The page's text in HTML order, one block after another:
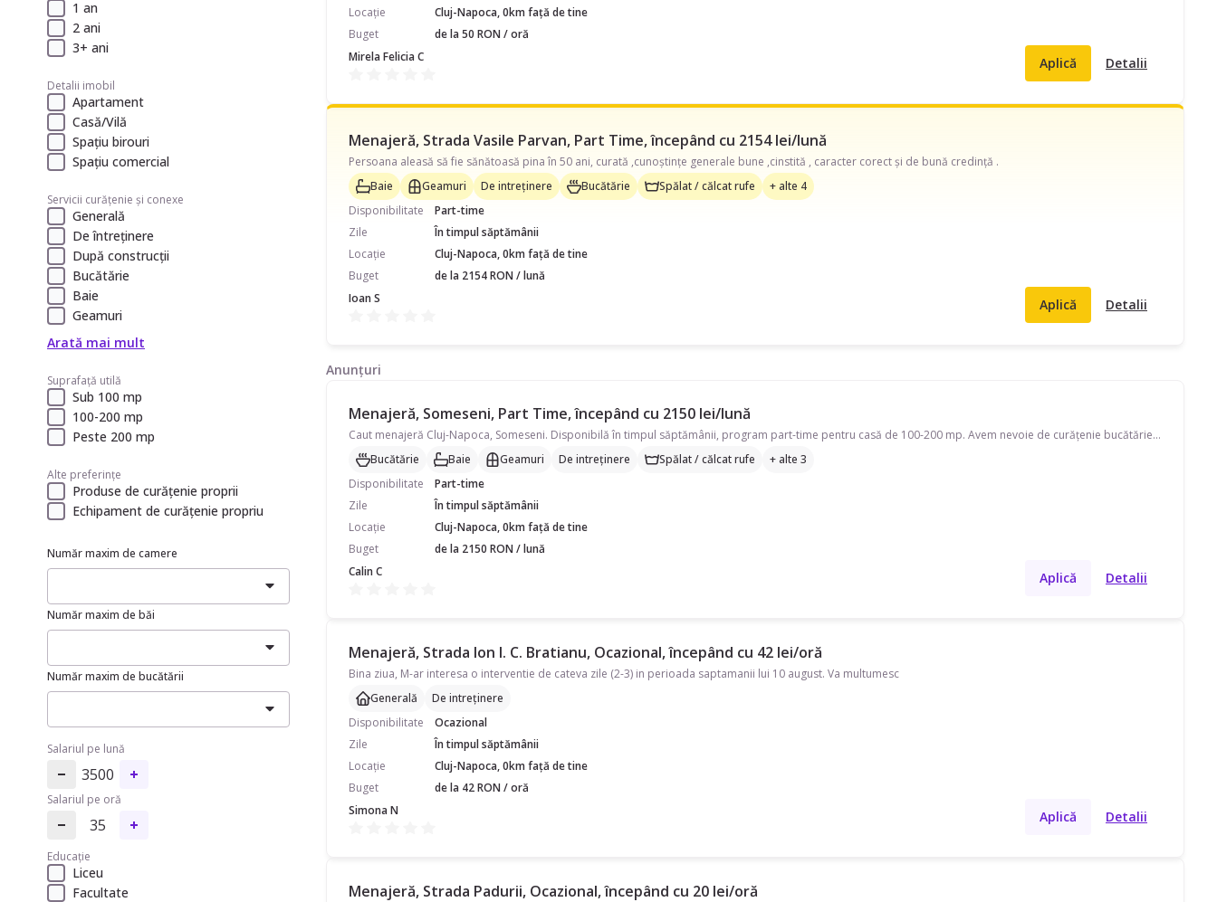
1 an
2 ani
3+ ani
Detalii imobil
Apartament
Casă/Vilă
Spațiu birouri
Spațiu comercial
Servicii curățenie și conexe
Generală
De întreținere
După construcții
Bucătărie
Baie
Geamuri
Arată mai mult
Suprafață utilă
Sub 100 mp
100-200 mp
Peste 200 mp
Alte preferințe
Produse de curățenie proprii
Echipament de curățenie propriu
Număr maxim de camere
Număr maxim de băi
Număr maxim de bucătării
Salariul pe lună
3500
Salariul pe oră
35
Educație
Liceu
Facultate
Locație
Cluj-Napoca, 0km față de tine
Buget
de la 50 RON / oră
Mirela Felicia C
Aplică Detalii
Menajeră, Strada Vasile Parvan, Part Time, începând cu 2154 lei/lună
Persoana aleasă să fie sănătoasă pina în 50 ani, curată ,cunoștințe generale bune ,cinstită , caracter corect și de bună credință .
Baie
Geamuri De intreținere Bucătărie Spălat / călcat rufe
+ alte 4
Disponibilitate
Part-time
Zile
În timpul săptămânii
Locație
Cluj-Napoca, 0km față de tine
Buget
de la 2154 RON / lună
Ioan S
Aplică Detalii
Anunțuri
Menajeră, Someseni, Part Time, începând cu 2150 lei/lună
Caut menajeră Cluj-Napoca, Someseni. Disponibilă în timpul săptămânii, program part-time pentru casă de 100-200 mp. Avem nevoie de curățenie bucătărie, curățenie baie, curățenie geamuri și curățenie de întreținere, și ajutor cu spălat/călcat rufe, curățare aragaz/cuptor, curățare frigider, îngrijire plante. Preferăm pe cineva cu echipament propriu.
Bucătărie
Baie Geamuri De intreținere Spălat / călcat rufe
+ alte 3
Disponibilitate
Part-time
Zile
În timpul săptămânii
Locație
Cluj-Napoca, 0km față de tine
Buget
de la 2150 RON / lună
Calin C
Aplică Detalii
Menajeră, Strada Ion I. C. Bratianu, Ocazional, începând cu 42 lei/oră
Bina ziua, M-ar interesa o interventie de cateva zile (2-3) in perioada saptamanii lui 10 august. Va multumesc
Generală
De intreținere
Disponibilitate
Ocazional
Zile
În timpul săptămânii
Locație
Cluj-Napoca, 0km față de tine
Buget
de la 42 RON / oră
Simona N
Aplică Detalii
Menajeră, Strada Padurii, Ocazional, începând cu 20 lei/oră